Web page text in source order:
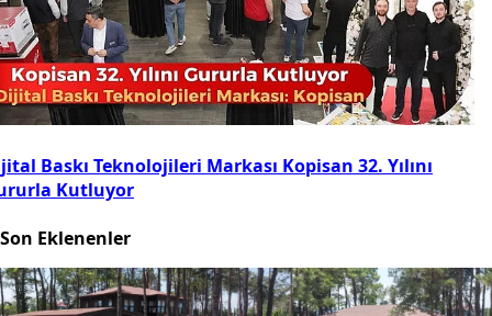
Baskı Teknolojileri Markası Kopisan 32. Yılını
Kutluyor
Son Eklenenler